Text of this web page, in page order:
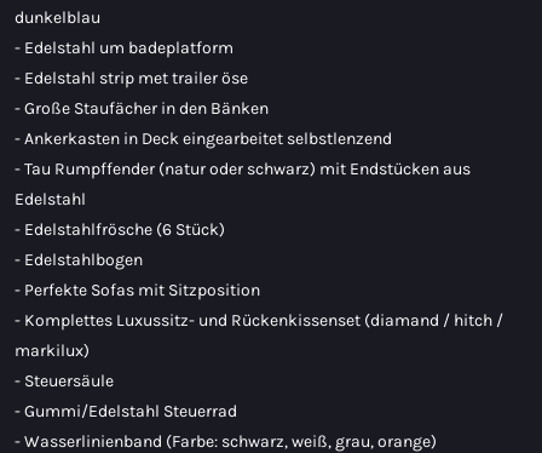
dunkelblau
- Edelstahl um badeplatform
- Edelstahl strip met trailer öse
- Große Staufächer in den Bänken
- Ankerkasten in Deck eingearbeitet selbstlenzend
- Tau Rumpffender (natur oder schwarz) mit Endstücken aus
Edelstahl
- Edelstahlfrösche (6 Stück)
- Edelstahlbogen
- Perfekte Sofas mit Sitzposition
- Komplettes Luxussitz- und Rückenkissenset (diamand / hitch /
markilux)
- Steuersäule
- Gummi/Edelstahl Steuerrad
- Wasserlinienband (Farbe: schwarz, weiß, grau, orange)